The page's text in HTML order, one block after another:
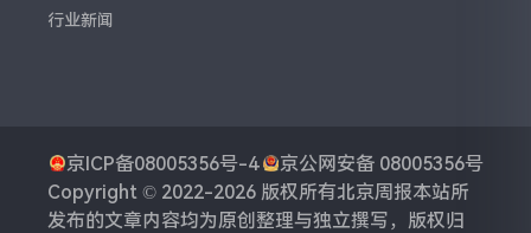
行业新闻
京ICP备08005356号-4
京公网安备 08005356号
Copyright © 2022-2026 版权所有北京周报本站所
发布的文章内容均为原创整理与独立撰写，版权归